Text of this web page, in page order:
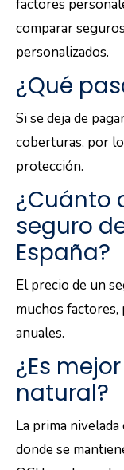
factores
comparar
personalizados.
¿Qué
Si se deja de
coberturas, por
protección.
¿Cuánto
seguro
España?
El precio de un
muchos
anuales.
¿Es
natural?
La prima
donde se